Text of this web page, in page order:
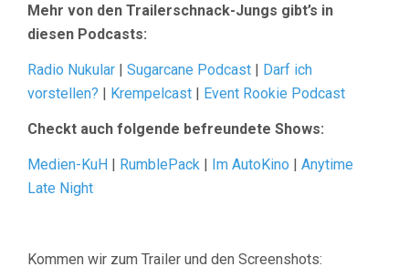
Mehr von den Trailerschnack-Jungs gibt’s in
diesen Podcasts:
Radio Nukular | Sugarcane Podcast | Darf ich
vorstellen? | Krempelcast | Event Rookie Podcast
Checkt auch folgende befreundete Shows:
Medien-KuH | RumblePack | Im AutoKino | Anytime
Late Night
Kommen wir zum Trailer und den Screenshots: